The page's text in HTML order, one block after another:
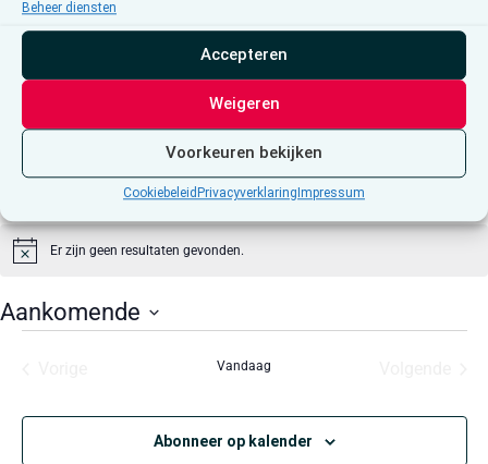
Beheer diensten
Accepteren
Weigeren
Voorkeuren bekijken
Cookiebeleid Privacyverklaring Impressum
Evenementen at this locatie
BerichtEr zijn geen resultaten gevonden.
Aankomende
Selecteer
Vandaag
Abonneer op kalender